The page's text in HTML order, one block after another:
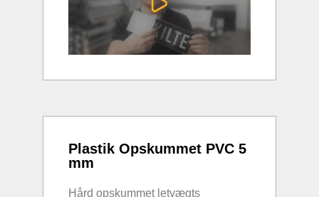
Plastik Opskummet PVC 5
mm
Hård opskummet letvægts